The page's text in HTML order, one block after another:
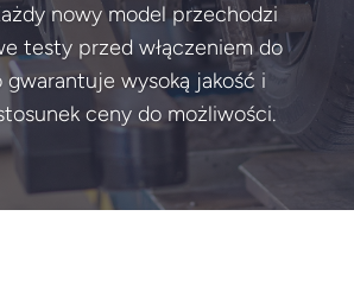
nowy model przechodzi
testy przed włączeniem do
wysoką jakość i
ceny do możliwości.